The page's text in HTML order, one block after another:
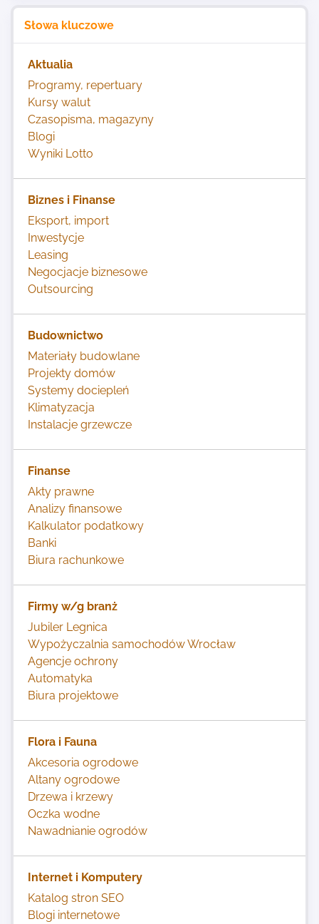
Słowa kluczowe
Aktualia
Programy, repertuary
Kursy walut
Czasopisma, magazyny
Blogi
Wyniki Lotto
Biznes i Finanse
Eksport, import
Inwestycje
Leasing
Negocjacje biznesowe
Outsourcing
Budownictwo
Materiały budowlane
Projekty domów
Systemy dociepleń
Klimatyzacja
Instalacje grzewcze
Finanse
Akty prawne
Analizy finansowe
Kalkulator podatkowy
Banki
Biura rachunkowe
Firmy w/g branż
Jubiler Legnica
Wypożyczalnia samochodów Wrocław
Agencje ochrony
Automatyka
Biura projektowe
Flora i Fauna
Akcesoria ogrodowe
Altany ogrodowe
Drzewa i krzewy
Oczka wodne
Nawadnianie ogrodów
Internet i Komputery
Katalog stron SEO
Blogi internetowe